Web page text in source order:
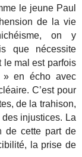
le jeune Paul
de la vie
on y
que nécessite
le mal est parfois
» en écho avec
C’est pour
de la trahison,
injustices. La
de cette part de
la prise de